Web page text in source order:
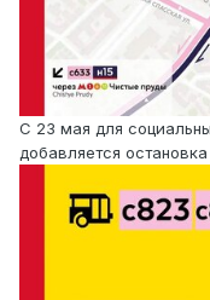
С 23 мая для
добавляется